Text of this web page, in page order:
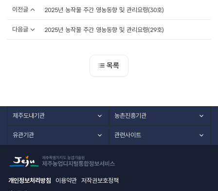
이전글 2025년 농작물 주간 영농동향 및 관리요령(30호)
다음글 2025년 농작물 주간 영농동향 및 관리요령(29호)
목록
제주도내기관 농촌진흥기관
유관기관 관련사이트
개인정보처리방침 이용약관 저작권보호정책